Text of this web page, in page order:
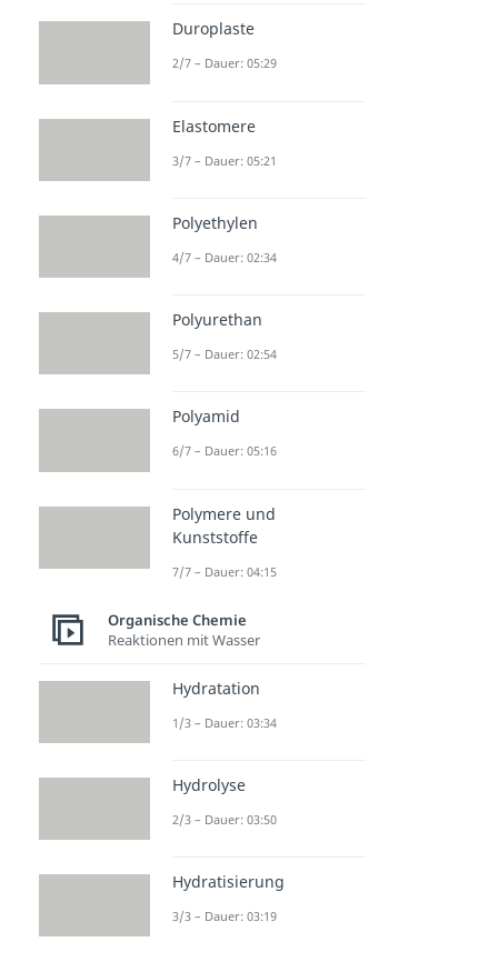
Duroplaste
2/7 – Dauer: 05:29
Elastomere
3/7 – Dauer: 05:21
Polyethylen
4/7 – Dauer: 02:34
Polyurethan
5/7 – Dauer: 02:54
Polyamid
6/7 – Dauer: 05:16
Polymere und
Kunststoffe
7/7 – Dauer: 04:15
Organische Chemie
Reaktionen mit Wasser
Hydratation
1/3 – Dauer: 03:34
Hydrolyse
2/3 – Dauer: 03:50
Hydratisierung
3/3 – Dauer: 03:19